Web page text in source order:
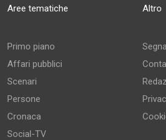
Aree tematiche
Primo piano
Affari pubblici
Scenari
Persone
Cronaca
Social-TV
Altro